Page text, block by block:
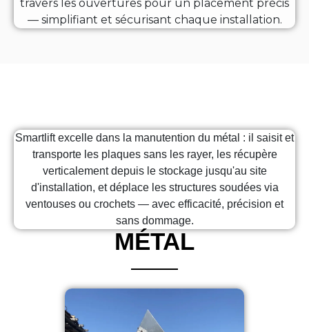
travers les ouvertures pour un placement précis
— simplifiant et sécurisant chaque installation.
Smartlift excelle dans la manutention du métal : il saisit et
transporte les plaques sans les rayer, les récupère
verticalement depuis le stockage jusqu'au site
d'installation, et déplace les structures soudées via
ventouses ou crochets — avec efficacité, précision et
sans dommage.
MÉTAL